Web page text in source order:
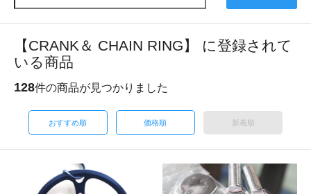
【CRANK＆ CHAIN RING】 に登録されて
いる商品
128件の商品が見つかりました
おすすめ順 価格順 新着順